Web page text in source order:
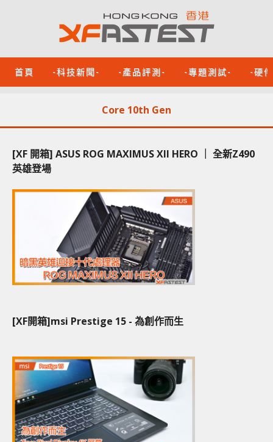
首頁 -科技新聞- -產品評測- -專題測試- -硬
Core 10th Gen
[XF 開箱] ASUS ROG MAXIMUS XII HERO ｜ 全新Z490
英雄登場
[XF開箱]msi Prestige 15 - 為創作而生